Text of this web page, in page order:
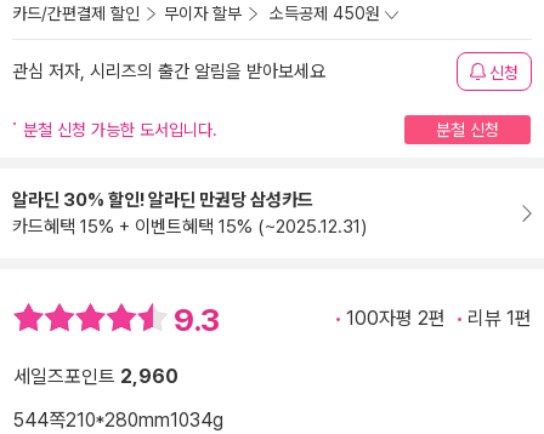
카드/간편결제 할인 무이자 할부 소득공제 450원
관심 저자, 시리즈의 출간 알림을 받아보세요 신청
분철 신청 가능한 도서입니다. 분철 신청
알라딘 30% 할인! 알라딘 만권당 삼성카드
카드혜택 15% + 이벤트혜택 15% (~2025.12.31)
9.3 100자평 2편 리뷰 1편
세일즈포인트 2,960
544쪽210*280mm1034g